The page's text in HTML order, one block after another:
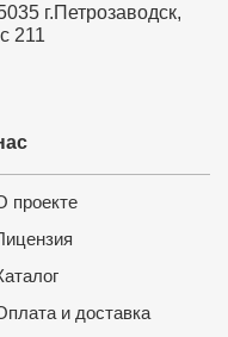
г.Петрозаводск,
211
проекте
и доставка